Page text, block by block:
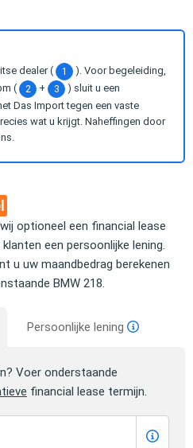
dealer (
1
). Voor begeleiding,
(
2 + 3
) sluit u een
Das Import tegen een vaste
wat u krijgt. Naheffingen door
optioneel een financial lease
een persoonlijke lening.
u uw maandbedrag berekenen
BMW 218.
Persoonlijke lening
Voer onderstaande
financial lease termijn.